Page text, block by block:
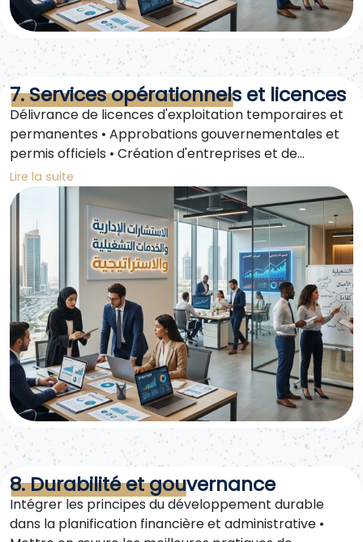
7. Services opérationnels et licences
Délivrance de licences d'exploitation temporaires et
permanentes • Approbations gouvernementales et
permis officiels • Création d'entreprises et de
sociétés de tous types (locales, succursales ou en
zones franches) • Préparation et suivi des dossiers
gouvernementaux et des documents réglementaires
• Délivrance des certificats nécessaires pour garantir
la conformité aux normes locales et internationales
Lire la suite
8. Durabilité et gouvernance
Intégrer les principes du développement durable
dans la planification financière et administrative •